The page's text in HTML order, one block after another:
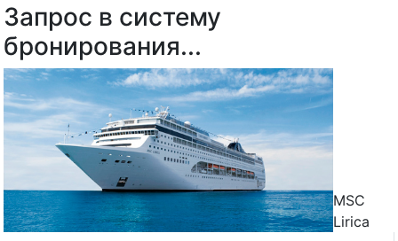
MSC
Lirica
Запрос в систему
бронирования...